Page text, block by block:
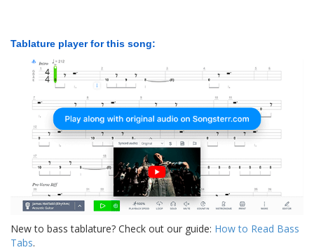
Tablature player for this song:
New to bass tablature? Check out our guide: How to Read Bass
Tabs.